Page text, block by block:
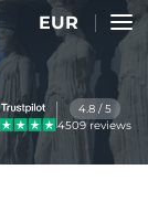
EUR
4.8 / 5
4509 reviews